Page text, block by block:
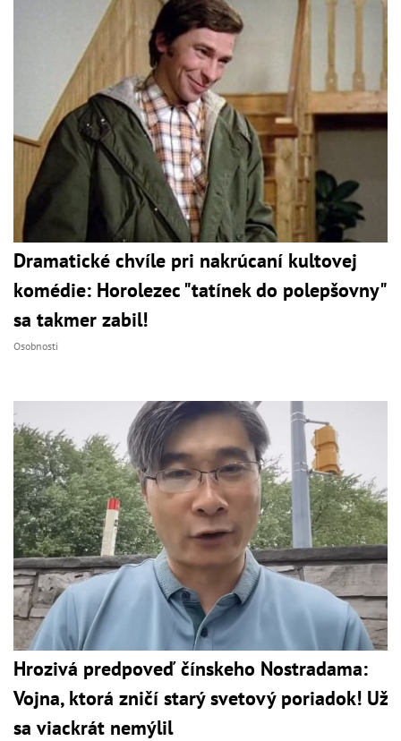
Dramatické chvíle pri nakrúcaní kultovej
komédie: Horolezec "tatínek do polepšovny"
sa takmer zabil!
Osobnosti
Hrozivá predpoveď čínskeho Nostradama:
Vojna, ktorá zničí starý svetový poriadok! Už
sa viackrát nemýlil